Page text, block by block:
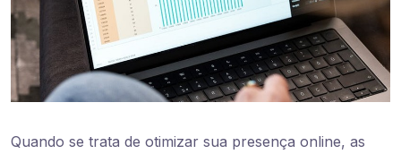
Quando se trata de otimizar sua presença online, as